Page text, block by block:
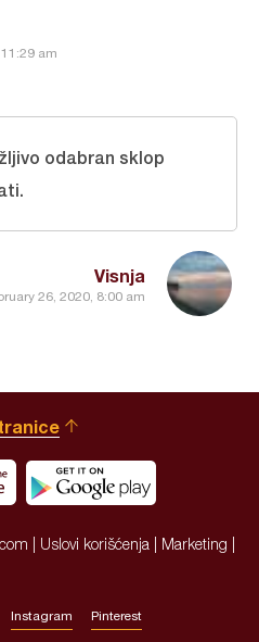
am
Visnja
26, 2020, 8:00 am
odabran sklop
| Uslovi korišćenja| Marketing
Instagram Pinterest